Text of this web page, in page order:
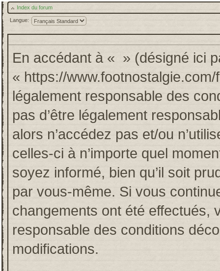
Index du forum
Langue:
En accédant à « » (désigné ici
« https://
légalement responsable des
pas d’être légalement
alors n’accédez pas et/ou
celles-ci à n’importe quel
soyez informé, bien qu’il soit
par vous-même. Si vous
changements ont été effectués,
responsable des conditions
modifications.